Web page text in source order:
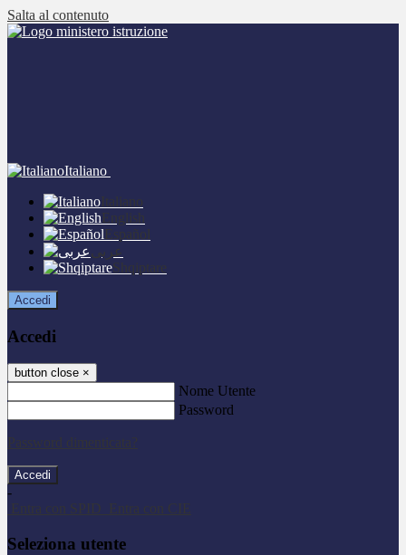
Salta al contenuto
Italiano
Italiano
English
Español
عربى
Shqiptare
Accedi
Accedi
button close ×
Nome Utente
Password
Password dimenticata?
-
Entra con SPID
Entra con CIE
Seleziona utente